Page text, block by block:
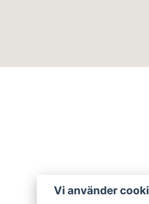
Vi använder